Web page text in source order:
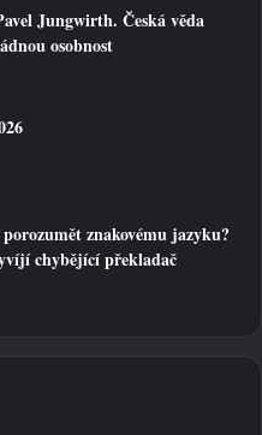
Jungwirth. Česká věda
osobnost
znakovému jazyku?
chybějící překladač